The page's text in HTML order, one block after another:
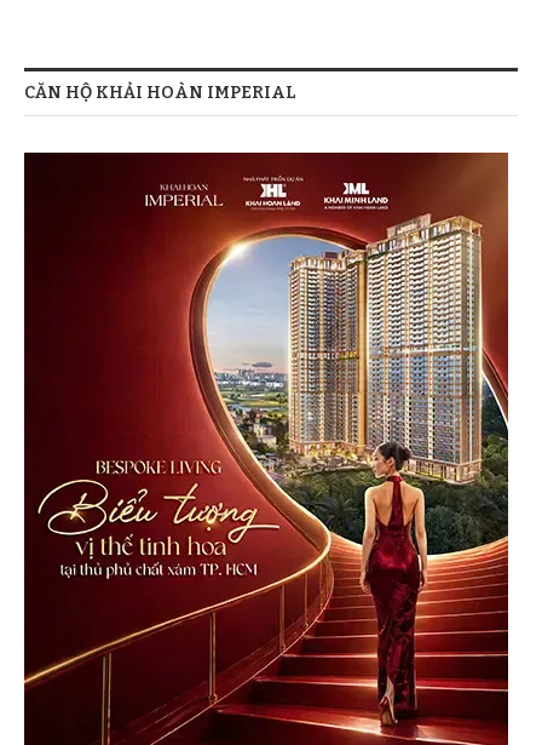
CĂN HỘ KHẢI HOÀN IMPERIAL